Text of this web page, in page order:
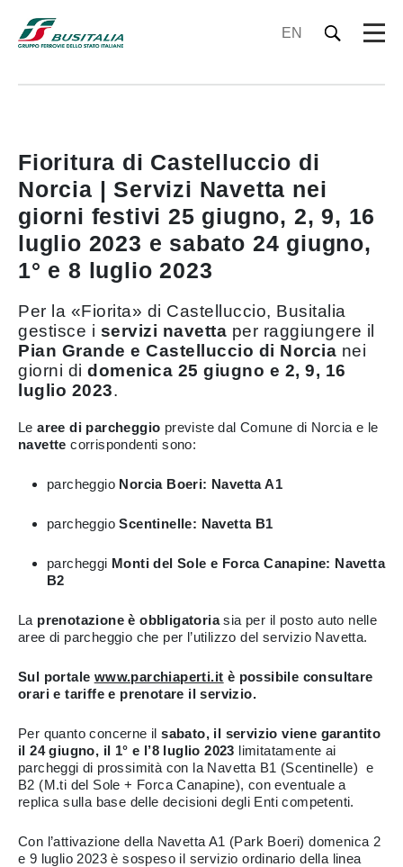
EN
Fioritura di Castelluccio di
Norcia | Servizi Navetta nei
giorni festivi 25 giugno, 2, 9, 16
luglio 2023 e sabato 24 giugno,
1° e 8 luglio 2023
Per la «Fiorita» di Castelluccio, Busitalia
gestisce i servizi navetta per raggiungere il
Pian Grande e Castelluccio di Norcia nei
giorni di domenica 25 giugno e 2, 9, 16
luglio 2023.
Learee di parcheggio previste dal Comune di Norcia e le
navettecorrispondenti sono:
parcheggio Norcia Boeri: Navetta A1
parcheggioScentinelle: Navetta B1
parcheggi Monti del Sole e Forca Canapine: Navetta
B2
La prenotazione è obbligatoriasia per il posto auto nelle
aree di parcheggio che per l’utilizzo del servizio Navetta.
Sul portale www.parchiaperti.it è possibile consultare
orari e tariffe e prenotare il servizio.
Per quanto concerne ilsabato, il servizio viene garantito
il 24 giugno, il 1° e l’8 luglio 2023 limitatamente ai
parcheggi di prossimità con la Navetta B1 (Scentinelle) e
B2 (M.ti del Sole + Forca Canapine), con eventuale a
replica sulla base delle decisioni degli Enti competenti.
Con l’attivazione della Navetta A1 (Park Boeri) domenica 2
e 9 luglio 2023 è sospeso il servizio ordinario della linea